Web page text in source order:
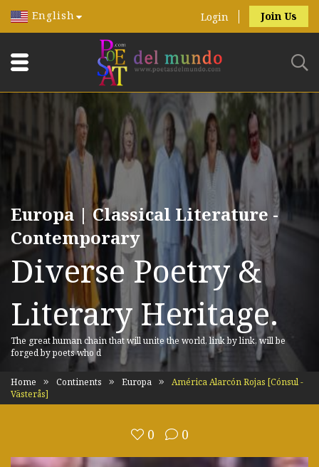
English Login Join Us
Europa | Classical Literature -
Contemporary
Diverse Poetry &
Literary Heritage.
The great human chain that will unite the world, link by link, will be
forged by poets who d
Home Continents Europa
América Alarcón Rojas [Cónsul -
Västerås]
0 0